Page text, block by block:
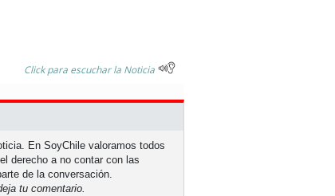
Click para escuchar la Noticia
En SoyChile valoramos todos
derecho a no contar con las
de la conversación.
tu comentario.